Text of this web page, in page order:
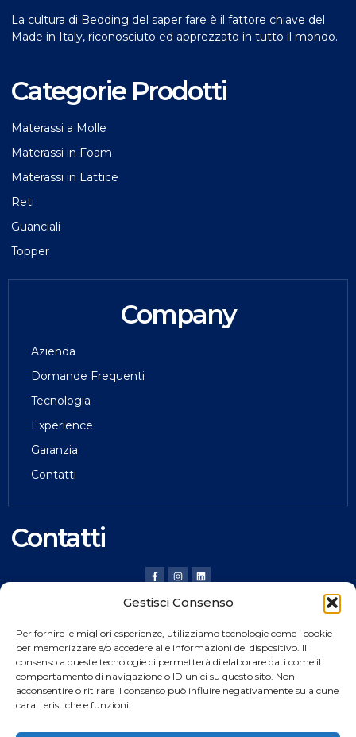
Gestisci Consenso
Per fornire le migliori esperienze, utilizziamo tecnologie come i cookie
per memorizzare e/o accedere alle informazioni del dispositivo. Il
consenso a queste tecnologie ci permetterà di elaborare dati come il
comportamento di navigazione o ID unici su questo sito. Non
acconsentire o ritirare il consenso può influire negativamente su alcune
caratteristiche e funzioni.
La cultura di Bedding del saper fare è il fattore chiave del
Made in Italy, riconosciuto ed apprezzato in tutto il mondo.
Categorie Prodotti
Materassi a Molle
Materassi in Foam
Materassi in Lattice
Reti
Guanciali
Topper
Company
Azienda
Domande Frequenti
Tecnologia
Experience
Garanzia
Contatti
Contatti
HILDING ANDERS ITALY SRL
Via Verona, 20 36020 Pove del Grappa (VI) Italy
Tel.+39 0424 8008
Fax +39 0424 800926
Catalogo Prodotti